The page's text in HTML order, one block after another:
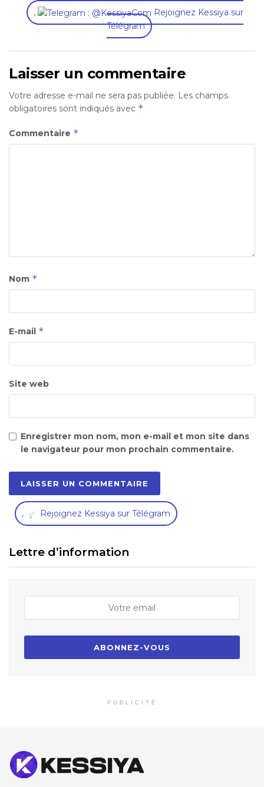
,
Rejoignez Kessiya sur
Télégram
Laisser un commentaire
Votre adresse e-mail ne sera pas publiée. Les champs
obligatoires sont indiqués avec *
Commentaire *
Nom *
E-mail *
Site web
Enregistrer mon nom, mon e-mail et mon site dans
le navigateur pour mon prochain commentaire.
, Rejoignez Kessiya sur Télégram
Lettre d’information
PUBLICITÉ